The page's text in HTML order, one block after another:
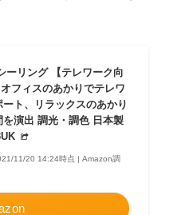
ーリング 【テレワーク向
フィスのあかりでテレワ
ート、リラックスのあかり
を演出 調光・調色 日本製
11/20 14:24時点 | Amazon調